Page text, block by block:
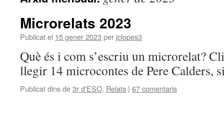
Microrelats 2023
Publicat el 15 gener 2023 per jclopes3
Què és i com s’escriu un microrelat?
llegir 14 microcontes de Pere Calders,
Publicat dins de3r d'ESO, Relats | 67 comentaris